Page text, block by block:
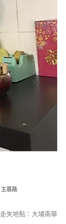
主恩路
失地點：大埔南華